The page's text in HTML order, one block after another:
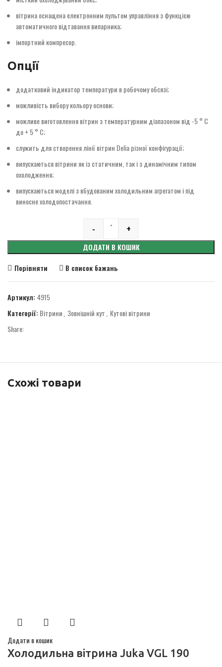
вітрина оснащена електронним пультом управління з функцією
автоматичного відтавання випарника;
імпортний компресор.
Опції
додатковий індикатор температури в робочому обсязі;
можливість вибору кольору основи;
можливе виготовлення вітрин з температурним діапазоном від -5 ° С
до + 5 ° С;
служить для створення лінії вітрин Delia різної конфігурації;
випускаються вітрини як із статичним, так і з динамічним типом
охолодження;
випускаються моделі з вбудованим холодильним агрегатом і під
виносне холодопостачання.
Quantity
- +
ДОДАТИ В КОШИК
Порівняти
В список бажань
Артикул: 4915
Категорії: Вітрини, Зовнішній кут, Кутові вітрини
Share:
Схожі товари
Додати в кошик
Холодильна вітрина Juka VGL 190